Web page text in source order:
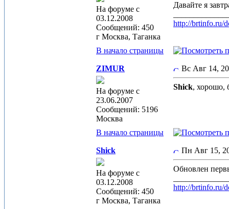
На форуме с
03.12.2008
Сообщений: 450
г Москва, Таганка
Давайте я
http://brtinfo.ru/
В начало страницы
ZIMUR
На форуме с
23.06.2007
Сообщений: 5196
Москва
Вс Авг 14,
Shick, хорошо,
В начало страницы
Shick
На форуме с
03.12.2008
Сообщений: 450
г Москва, Таганка
Пн Авг 15,
Обновлен
http://brtinfo.ru/